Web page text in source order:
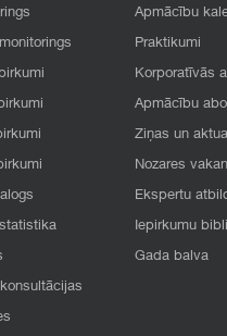
Apmācību
Praktikumi
Korporatīvās
Apmācību
Ziņas un
Nozares
Ekspertu
Iepirkumu
Gada balva